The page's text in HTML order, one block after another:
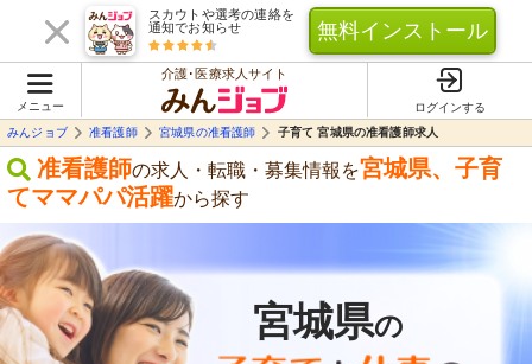
スカウトや選考の連絡を
通知でお知らせ
無料インストール
メニュー
介護･医療求人サイト
ログインする
みんジョブ
准看護師 宮城県の准看護師 子育て 宮城県の准看護師求人
准看護師の求人・転職・募集情報を宮城県、 子育
てママパパ活躍から探す
宮城県の